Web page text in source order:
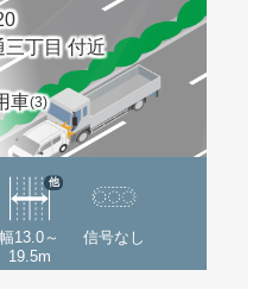
三丁目 付近
車(3)
幅13.0～
19.5m
他
信号なし